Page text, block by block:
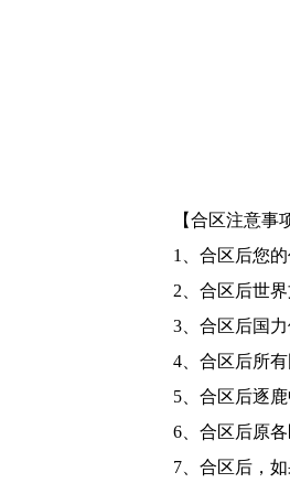
【合区注意事
1、合区后您
2、合区后世
3、合区后国
4、合区后所
5、合区后逐
6、合区后原
7
合区后，